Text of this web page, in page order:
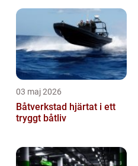
03 maj 2026
Båtverkstad hjärtat i ett
tryggt båtliv